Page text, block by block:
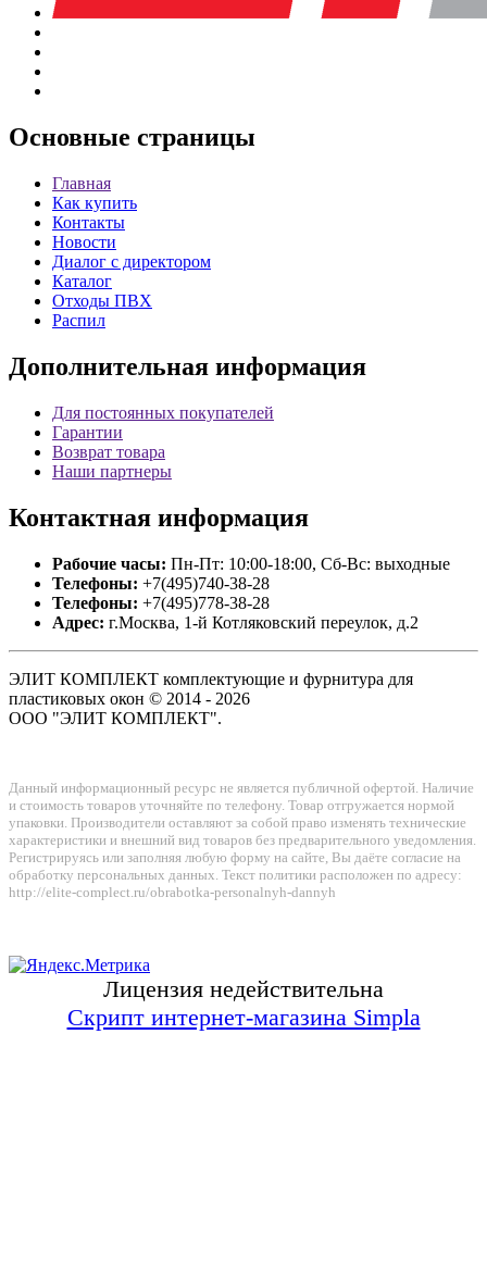
Основные страницы
Главная
Как купить
Контакты
Новости
Диалог с директором
Каталог
Отходы ПВХ
Распил
Дополнительная информация
Для постоянных покупателей
Гарантии
Возврат товара
Наши партнеры
Контактная информация
Рабочие часы: Пн-Пт: 10:00-18:00, Сб-Вс: выходные
Телефоны: +7(495)740-38-28
Телефоны: +7(495)778-38-28
Адрес: г.Москва, 1-й Котляковский переулок, д.2
ЭЛИТ КОМПЛЕКТ комплектующие и фурнитура для
пластиковых окон © 2014 - 2026
ООО "ЭЛИТ КОМПЛЕКТ".
Данный информационный ресурс не является публичной офертой. Наличие
и стоимость товаров уточняйте по телефону. Товар отгружается нормой
упаковки. Производители оставляют за собой право изменять технические
характеристики и внешний вид товаров без предварительного уведомления.
Регистрируясь или заполняя любую форму на сайте, Вы даёте согласие на
обработку персональных данных. Текст политики расположен по адресу:
http://elite-complect.ru/obrabotka-personalnyh-dannyh
Лицензия недействительна
Скрипт интернет-магазина Simpla